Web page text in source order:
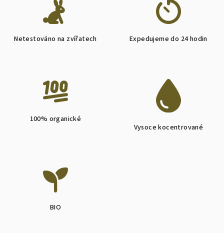
Netestováno na zvířatech Expedujeme do 24 hodin
100% organické
Vysoce kocentrované
BIO